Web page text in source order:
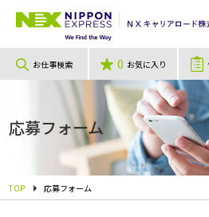
お仕事検索 0 お気に入り
応募フォーム
TOP 応募フォーム